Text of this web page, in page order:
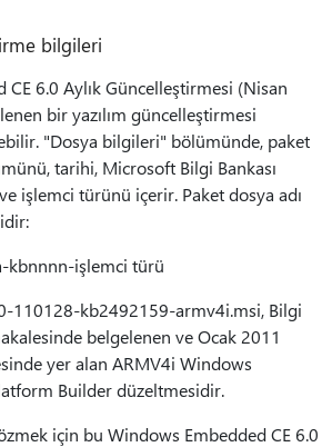
bilgileri
6.0 Aylık Güncelleştirmesi (Nisan
bir yazılım güncelleştirmesi
"Dosya bilgileri" bölümünde, paket
tarihi, Microsoft Bilgi Bankası
işlemci türünü içerir. Paket dosya adı
kbnnnn-işlemci türü
110128-kb2492159-armv4i.msi, Bilgi
belgelenen ve Ocak 2011
yer alan ARMV4i Windows
Builder düzeltmesidir.
için bu Windows Embedded CE 6.0